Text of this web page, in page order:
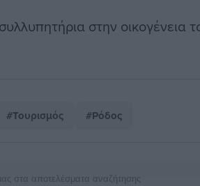
στην οικογένεια
#Τουρισμός #Ρόδος
στα αποτελέσματα αναζήτησης